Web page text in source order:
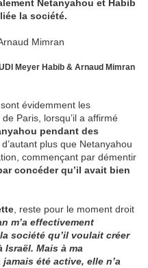
Netanyahou et Habib
la société.
Meyer Habib & Arnaud Mimran
évidemment les
Paris, lorsqu’il a affirmé
pendant des
plus que Netanyahou
commençant par démentir
concéder qu’il avait bien
, reste pour le moment droit
m’a effectivement
société qu’il voulait créer
Mais à ma
été active, elle n’a